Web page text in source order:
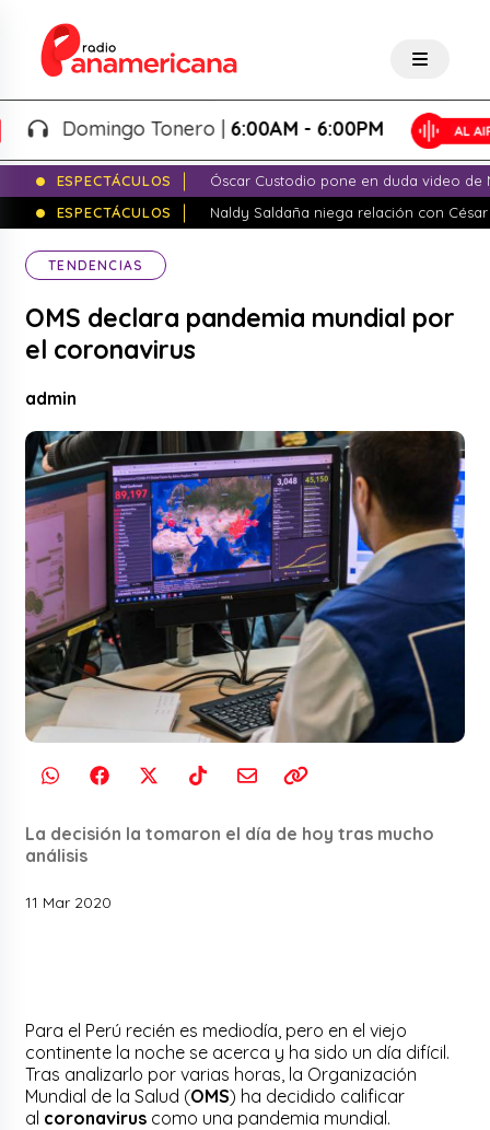
Domingo Tonero |6:00AM - 6:00PM
ESPECTÁCULOS
Óscar Custodio pone en duda video de
ESPECTÁCULOS
Naldy Saldaña niega relación con
TENDENCIAS
OMS declara pandemia mundial por
el coronavirus
admin
La decisión la tomaron el día de hoy tras mucho
análisis
11 Mar 2020
Para el Perú recién es mediodía, pero en el viejo
continente la noche se acerca y ha sido un día difícil.
Tras analizarlo por varias horas, la Organización
Mundial de la Salud (OMS) ha decidido calificar
al coronavirus como una pandemia mundial.